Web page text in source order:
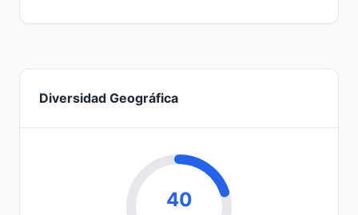
Diversidad Geográfica
40